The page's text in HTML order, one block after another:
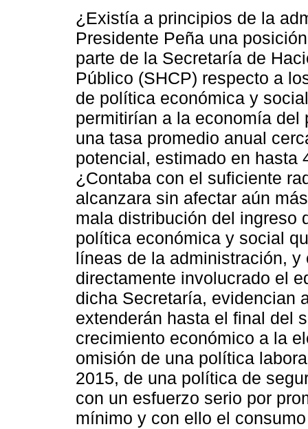
¿Existía a principios de la
Presidente Peña una
parte de la Secretaría de
Público (SHCP) respecto a
de política económica y
permitirían a la economía del
una tasa promedio anual
potencial, estimado en hasta
¿Contaba con el suficiente
alcanzara sin afectar aún
mala distribución del ingreso
política económica y social
líneas de la administración,
directamente involucrado el
dicha Secretaría, evidencian
extenderán hasta el final del
crecimiento económico a la
omisión de una política
2015, de una política de
con un esfuerzo serio por
mínimo y con ello el